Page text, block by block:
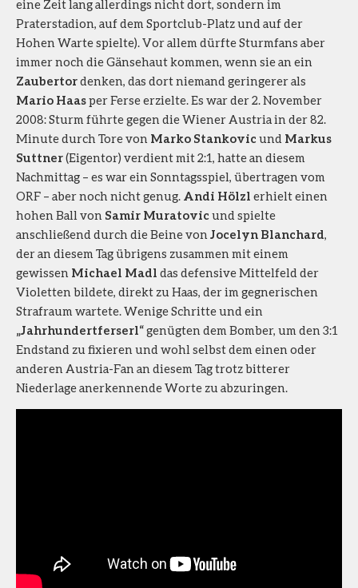
eine Zeit lang allerdings nicht dort, sondern im
Praterstadion, auf dem Sportclub-Platz und auf der
Hohen Warte spielte). Vor allem dürfte Sturmfans aber
immer noch die Gänsehaut kommen, wenn sie an ein
Zaubertordenken, das dort niemand geringerer als
Mario Haasper Ferse erzielte. Es war der 2. November
2008: Sturm führte gegen die Wiener Austria in der 82.
Minute durch Tore von Marko Stankovicund Markus
Suttner(Eigentor) verdient mit 2:1, hatte an diesem
Nachmittag – es war ein Sonntagsspiel, übertragen vom
ORF – aber noch nicht genug. Andi Hölzl erhielt einen
hohen Ball von Samir Muratovicund spielte
anschließend durch die Beine von Jocelyn Blanchard,
der an diesem Tag übrigens zusammen mit einem
gewissen Michael Madl das defensive Mittelfeld der
Violetten bildete, direkt zu Haas, der im gegnerischen
Strafraum wartete. Wenige Schritte und ein
„Jahrhundertferserl“genügten dem Bomber, um den 3:1
Endstand zu fixieren und wohl selbst dem einen oder
anderen Austria-Fan an diesem Tag trotz bitterer
Niederlage anerkennende Worte zu abzuringen.